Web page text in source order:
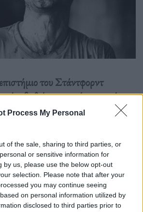
Process My Personal
of the sale, sharing to third parties, or
or sensitive information for
by us, please use the below opt-out
selection. Please note that after your
you may continue seeing
on personal information utilized by
disclosed to third parties prior to
του Στάντφορντ
οι βαθιές αναπνοές μπορούν να
περισσότερα
Ζωής| Taggedάγχος,ανάσα,εκπνοή
,Στρες